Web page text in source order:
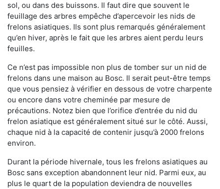
sol, ou dans des buissons. Il faut dire que souvent le
feuillage des arbres empêche d’apercevoir les nids de
frelons asiatiques. Ils sont plus remarqués généralement
qu’en hiver, après le fait que les arbres aient perdu leurs
feuilles.
Ce n’est pas impossible non plus de tomber sur un nid de
frelons dans une maison au Bosc. Il serait peut-être temps
que vous pensiez à vérifier en dessous de votre charpente
ou encore dans votre cheminée par mesure de
précautions. Notez bien que l’orifice d’entrée du nid du
frelon asiatique est généralement situé sur le côté. Aussi,
chaque nid à la capacité de contenir jusqu’à 2000 frelons
environ.
Durant la période hivernale, tous les frelons asiatiques au
Bosc sans exception abandonnent leur nid. Parmi eux, au
plus le quart de la population deviendra de nouvelles